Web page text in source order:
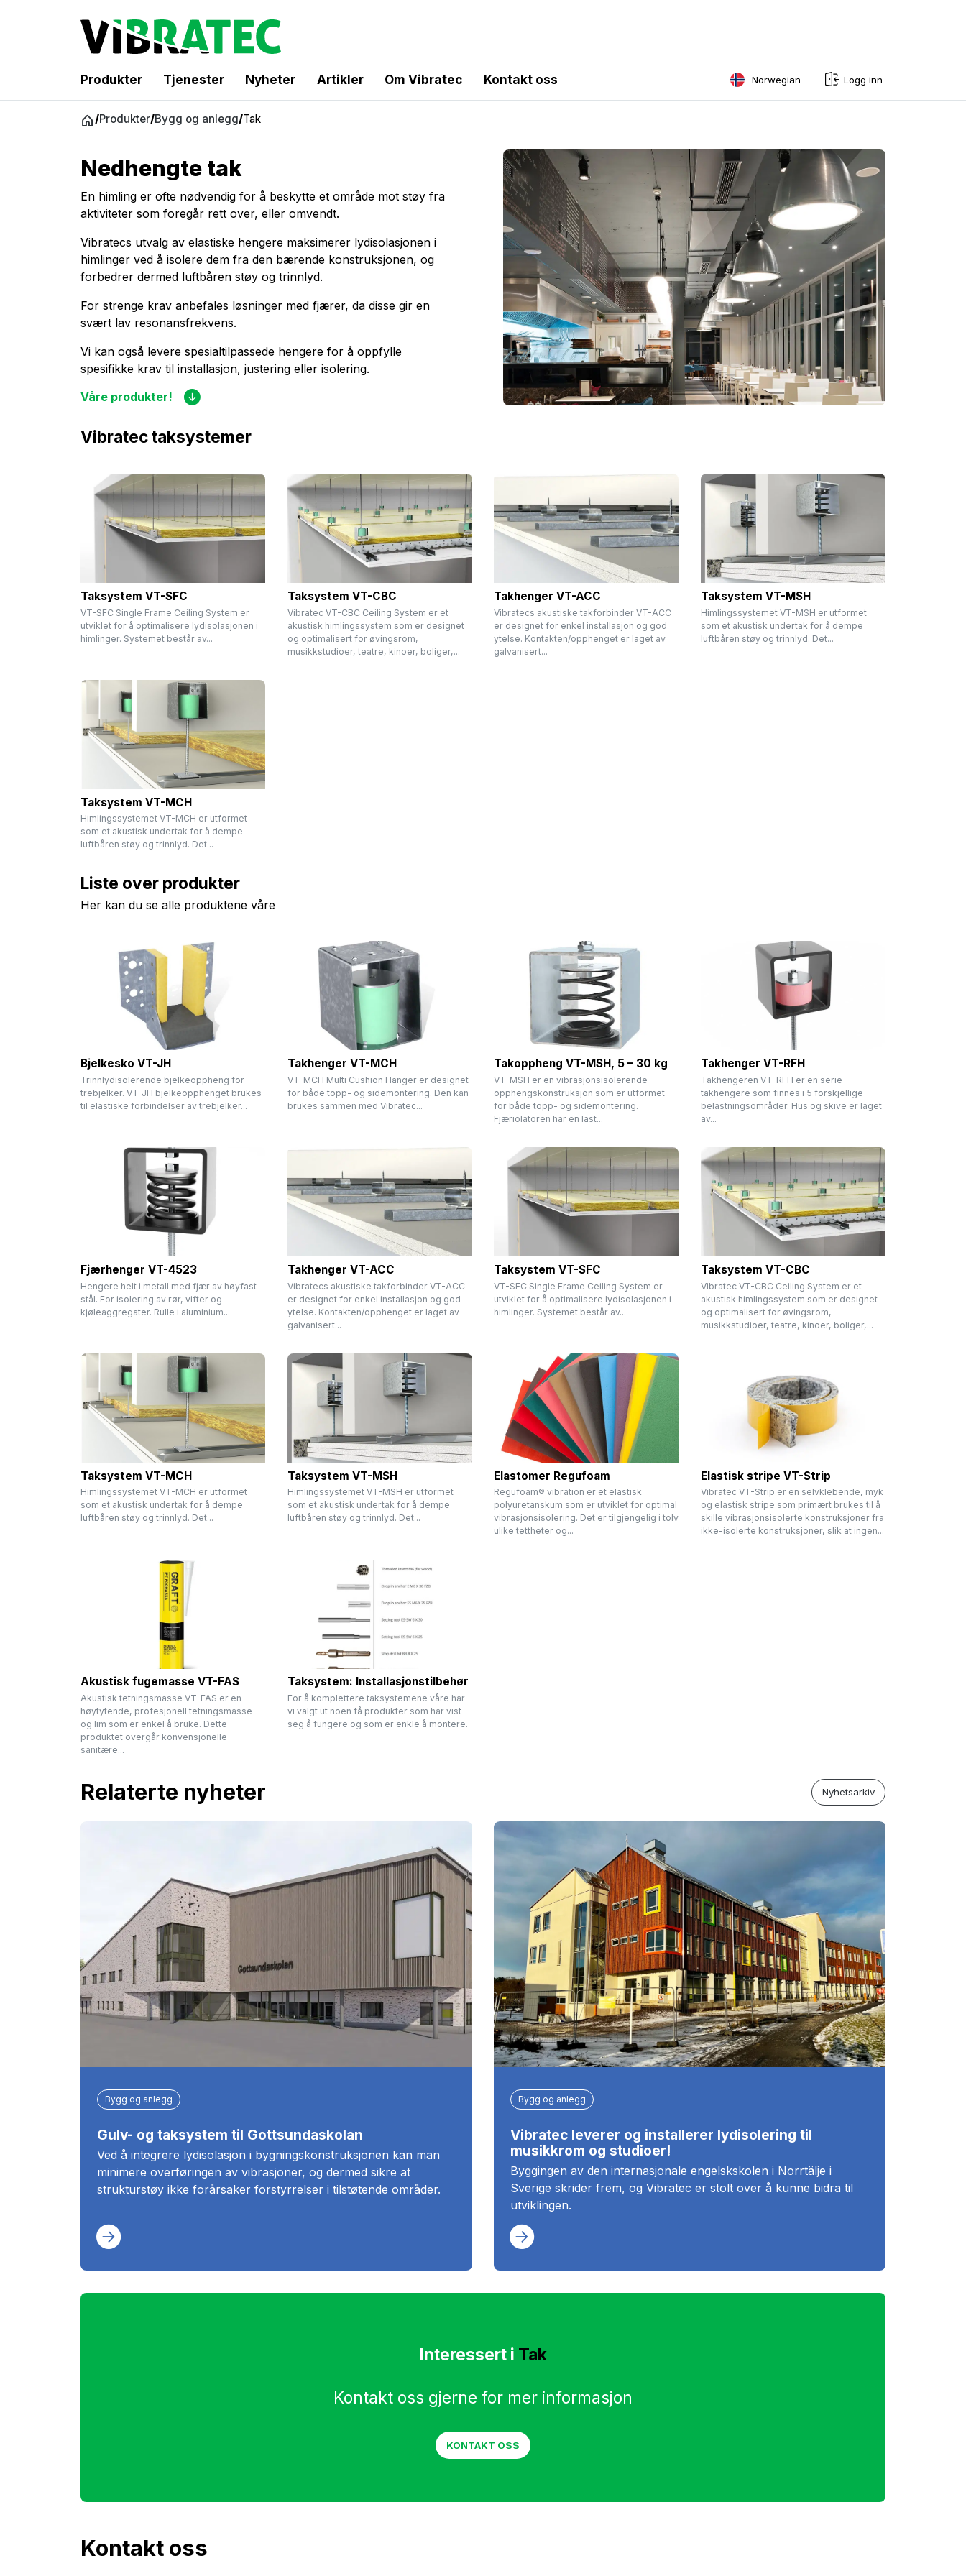
Produkter Tjenester Nyheter Artikler Om Vibratec Kontakt oss Norwegian
Norwegian
French
Estonian
Finnish
Danish
Logg inn
/Produkter/Bygg og anlegg/Tak
Nedhengte tak
En himling er ofte nødvendig for å beskytte et område mot støy fra
aktiviteter som foregår rett over, eller omvendt.
Vibratecs utvalg av elastiske hengere maksimerer lydisolasjonen i
himlinger ved å isolere dem fra den bærende konstruksjonen, og
forbedrer dermed luftbåren støy og trinnlyd.
For strenge krav anbefales løsninger med fjærer, da disse gir en
svært lav resonansfrekvens.
Vi kan også levere spesialtilpassede hengere for å oppfylle
spesifikke krav til installasjon, justering eller isolering.
Våre produkter!
Vibratec taksystemer
Taksystem VT-SFC
VT-SFC Single Frame Ceiling System er
utviklet for å optimalisere lydisolasjonen i
himlinger. Systemet består av...
Taksystem VT-CBC
Vibratec VT-CBC Ceiling System er et
akustisk himlingssystem som er designet
og optimalisert for øvingsrom,
musikkstudioer, teatre, kinoer, boliger,...
Takhenger VT-ACC
Vibratecs akustiske takforbinder VT-ACC
er designet for enkel installasjon og god
ytelse. Kontakten/opphenget er laget av
galvanisert...
Taksystem VT-MSH
Himlingssystemet VT-MSH er utformet
som et akustisk undertak for å dempe
luftbåren støy og trinnlyd. Det...
Taksystem VT-MCH
Himlingssystemet VT-MCH er utformet
som et akustisk undertak for å dempe
luftbåren støy og trinnlyd. Det...
Liste over produkter
Her kan du se alle produktene våre
Bjelkesko VT-JH
Trinnlydisolerende bjelkeoppheng for
trebjelker. VT-JH bjelkeopphenget brukes
til elastiske forbindelser av trebjelker...
Takhenger VT-MCH
VT-MCH Multi Cushion Hanger er designet
for både topp- og sidemontering. Den kan
brukes sammen med Vibratec...
Takoppheng VT-MSH, 5 – 30 kg
VT-MSH er en vibrasjonsisolerende
opphengskonstruksjon som er utformet
for både topp- og sidemontering.
Fjæriolatoren har en last...
Takhenger VT-RFH
Takhengeren VT-RFH er en serie
takhengere som finnes i 5 forskjellige
belastningsområder. Hus og skive er laget
av...
Fjærhenger VT-4523
Hengere helt i metall med fjær av høyfast
stål. For isolering av rør, vifter og
kjøleaggregater. Rulle i aluminium...
Takhenger VT-ACC
Vibratecs akustiske takforbinder VT-ACC
er designet for enkel installasjon og god
ytelse. Kontakten/opphenget er laget av
galvanisert...
Taksystem VT-SFC
VT-SFC Single Frame Ceiling System er
utviklet for å optimalisere lydisolasjonen i
himlinger. Systemet består av...
Taksystem VT-CBC
Vibratec VT-CBC Ceiling System er et
akustisk himlingssystem som er designet
og optimalisert for øvingsrom,
musikkstudioer, teatre, kinoer, boliger,...
Taksystem VT-MCH
Himlingssystemet VT-MCH er utformet
som et akustisk undertak for å dempe
luftbåren støy og trinnlyd. Det...
Taksystem VT-MSH
Himlingssystemet VT-MSH er utformet
som et akustisk undertak for å dempe
luftbåren støy og trinnlyd. Det...
Elastomer Regufoam
Regufoam® vibration er et elastisk
polyuretanskum som er utviklet for optimal
vibrasjonsisolering. Det er tilgjengelig i tolv
ulike tettheter og...
Elastisk stripe VT-Strip
Vibratec VT-Strip er en selvklebende, myk
og elastisk stripe som primært brukes til å
skille vibrasjonsisolerte konstruksjoner fra
ikke-isolerte konstruksjoner, slik at ingen...
Akustisk fugemasse VT-FAS
Akustisk tetningsmasse VT-FAS er en
høytytende, profesjonell tetningsmasse
og lim som er enkel å bruke. Dette
produktet overgår konvensjonelle
sanitære...
Taksystem: Installasjonstilbehør
For å komplettere taksystemene våre har
vi valgt ut noen få produkter som har vist
seg å fungere og som er enkle å montere.
Relaterte nyheter Nyhetsarkiv
Bygg og anlegg
Gulv- og taksystem til Gottsundaskolan
Ved å integrere lydisolasjon i bygningskonstruksjonen kan man
minimere overføringen av vibrasjoner, og dermed sikre at
strukturstøy ikke forårsaker forstyrrelser i tilstøtende områder.
Bygg og anlegg
Vibratec leverer og installerer lydisolering til
musikkrom og studioer!
Byggingen av den internasjonale engelskskolen i Norrtälje i
Sverige skrider frem, og Vibratec er stolt over å kunne bidra til
utviklingen.
Interessert i Tak
Kontakt oss gjerne for mer informasjon
KONTAKT OSS
Kontakt oss